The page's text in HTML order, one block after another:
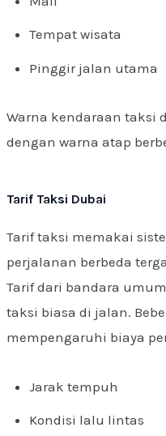
Tempat wisata
Pinggir jalan utama
Warna kendaraan taksi
dengan warna atap
Tarif Taksi Dubai
Tarif taksi memakai
perjalanan berbeda
Tarif dari bandara
taksi biasa di jalan.
mempengaruhi biaya
Jarak tempuh
Kondisi lalu lintas